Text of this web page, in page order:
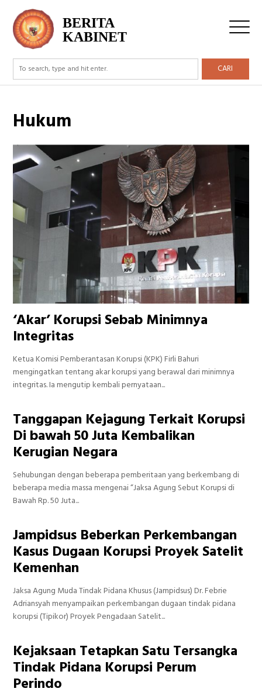
BERITA
KABINET
CARI
Hukum
‘Akar’ Korupsi Sebab Minimnya
Integritas
Ketua Komisi Pemberantasan Korupsi (KPK) Firli Bahuri
mengingatkan tentang akar korupsi yang berawal dari minimnya
integritas. Ia mengutip kembali pernyataan...
Tanggapan Kejagung Terkait Korupsi
Di bawah 50 Juta Kembalikan
Kerugian Negara
Sehubungan dengan beberapa pemberitaan yang berkembang di
beberapa media massa mengenai “Jaksa Agung Sebut Korupsi di
Bawah Rp. 50 Juta...
Jampidsus Beberkan Perkembangan
Kasus Dugaan Korupsi Proyek Satelit
Kemenhan
Jaksa Agung Muda Tindak Pidana Khusus (Jampidsus) Dr. Febrie
Adriansyah menyampaikan perkembangan dugaan tindak pidana
korupsi (Tipikor) Proyek Pengadaan Satelit...
Kejaksaan Tetapkan Satu Tersangka
Tindak Pidana Korupsi Perum
Perindo